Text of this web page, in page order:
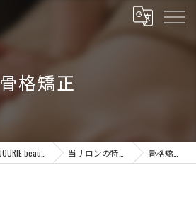
骨格矯正
当サロンの特徴 骨格矯正